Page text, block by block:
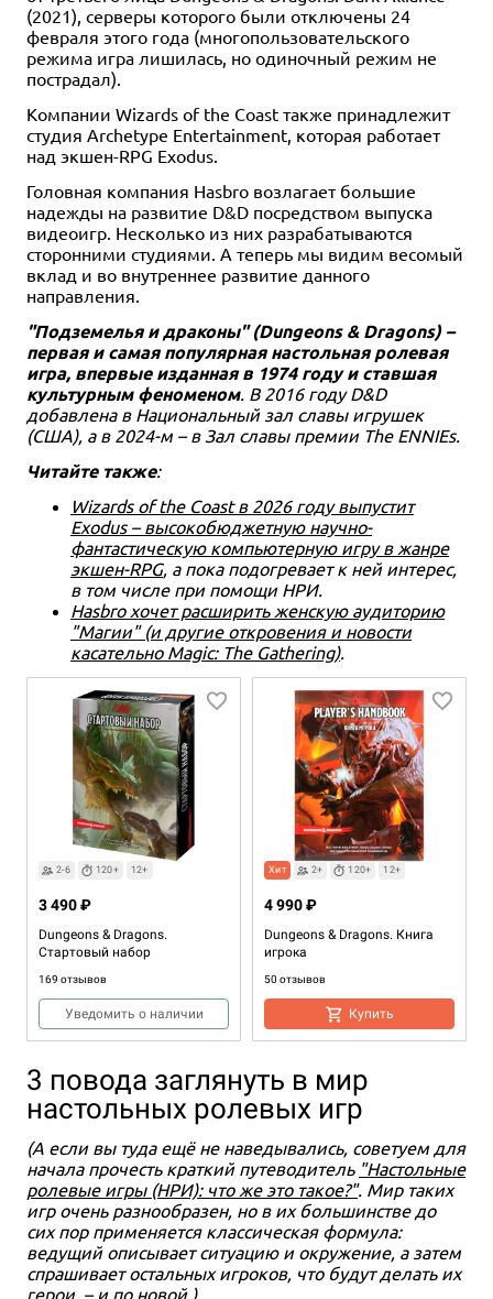
(2021), серверы которого были отключены 24
февраля этого года (многопользовательского
режима игра лишилась, но одиночный режим не
пострадал).
Компании Wizards of the Coast также принадлежит
студия Archetype Entertainment, которая работает
над экшен-RPG Exodus.
Головная компания Hasbro возлагает большие
надежды на развитие D&D посредством выпуска
видеоигр. Несколько из них разрабатываются
сторонними студиями. А теперь мы видим весомый
вклад и во внутреннее развитие данного
направления.
"Подземелья и драконы" (Dungeons & Dragons) –
первая и самая популярная настольная ролевая
игра, впервые изданная в 1974 году и ставшая
культурным феноменом. В 2016 году D&D
добавлена в Национальный зал славы игрушек
(США), а в 2024-м – в Зал славы премии The ENNIEs.
Читайте также:
Wizards of the Coast в 2026 году выпустит
Exodus – высокобюджетную научно-
фантастическую компьютерную игру в жанре
экшен-RPG, а пока подогревает к ней интерес,
в том числе при помощи НРИ.
Hasbro хочет расширить женскую аудиторию
"Магии" (и другие откровения и новости
касательно Magic: The Gathering).
2-6 120+ 12+
Dungeons & Dragons.
Стартовый набор
169 отзывов
3 490 ₽
Уведомить о наличии
Хит 2+ 120+ 12+
Dungeons & Dragons. Книга
игрока
50 отзывов
4 990 ₽
Купить
Хит 12+
4 990 ₽
12+
4 990 ₽
3 повода заглянуть в мир
настольных ролевых игр
(А если вы туда ещё не наведывались, советуем для
начала прочесть краткий путеводитель "Настольные
ролевые игры (НРИ): что же это такое?". Мир таких
игр очень разнообразен, но в их большинстве до
сих пор применяется классическая формула:
ведущий описывает ситуацию и окружение, а затем
спрашивает остальных игроков, что будут делать их
герои, – и по новой.)